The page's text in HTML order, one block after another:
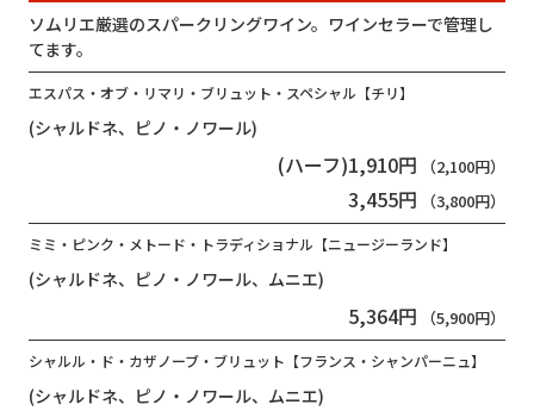
ソムリエ厳選のスパークリングワイン。ワインセラーで管理し
てます。
エスパス・オブ・リマリ・ブリュット・スペシャル【チリ】
(シャルドネ、ピノ・ノワール)
(ハーフ)1,910円 （2,100円）
3,455円 （3,800円）
ミミ・ピンク・メトード・トラディショナル【ニュージーランド】
(シャルドネ、ピノ・ノワール、ムニエ)
5,364円 （5,900円）
シャルル・ド・カザノーブ・ブリュット【フランス・シャンパーニュ】
(シャルドネ、ピノ・ノワール、ムニエ)